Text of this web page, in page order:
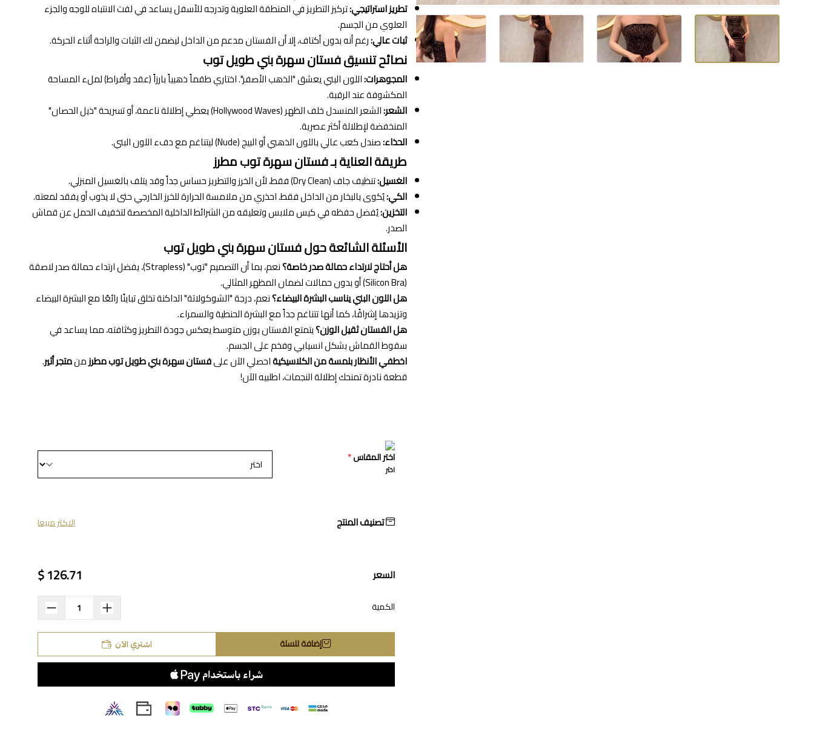
تطريز استراتيجي:تركيز التطريز في المنطقة العلوية وتدرجه للأسفل يساعد في لفت الانتباه للوجه والجزء
العلوي من الجسم.
ثبات عالي:رغم أنه بدون أكتاف، إلا أن الفستان مدعم من الداخل ليضمن لك الثبات والراحة أثناء الحركة.
نصائح تنسيق فستان سهرة بني طويل توب
المجوهرات:اللون البني يعشق "الذهب الأصفر". اختاري طقماً ذهبياً بارزاً (عقد وأقراط) لملء المساحة
المكشوفة عند الرقبة.
الشعر:
الشعر المنسدل خلف الظهر (Hollywood Waves) يعطي إطلالة ناعمة، أو تسريحة "ذيل الحصان"
المنخفضة لإطلالة أكثر عصرية.
الحذاء:صندل كعب عالي باللون الذهبي أو البيج (Nude) ليتناغم مع دفء اللون البني.
طريقة العناية بـ فستان سهرة توب مطرز
الغسيل:تنظيف جاف (Dry Clean) فقط، لأن الخرز والتطريز حساس جداً وقد يتلف بالغسيل المنزلي.
الكي:يُكوى بالبخار من الداخل فقط. احذري من ملامسة الحرارة للخرز الخارجي حتى لا يذوب أو يفقد لمعته.
التخزين:يُفضل حفظه في كيس ملابس وتعليقه من الشرائط الداخلية المخصصة لتخفيف الحمل عن قماش
الصدر.
الأسئلة الشائعة حول فستان سهرة بني طويل توب
هل أحتاج لارتداء حمالة صدر خاصة؟
نعم، بما أن التصميم "توب" (Strapless)، يفضل ارتداء حمالة صدر لاصقة
(Silicon Bra) أو بدون حمالات لضمان المظهر المثالي.
هل اللون البني يناسب البشرة البيضاء؟نعم، درجة "الشوكولاتة" الداكنة تخلق تباينًا رائعًا مع البشرة البيضاء
وتزيدها إشراقًا، كما أنها تتناغم جداً مع البشرة الحنطية والسمراء.
هل الفستان ثقيل الوزن؟يتمتع الفستان بوزن متوسط يعكس جودة التطريز وكثافته، مما يساعد في
سقوط القماش بشكل انسيابي وفخم على الجسم.
اخطفي الأنظار بلمسة من الكلاسيكيةاحصلي الآن علىفستان سهرة بني طويل توب مطرزمنمتجر أثير.
قطعة نادرة تمنحك إطلالة النجمات، اطلبيه الآن!
اختر المقاس*
اختر
تصنيف المنتج الاكثر مبيعا
السعر 126.71 $
الكمية
إضافة للسلة اشتري الآن